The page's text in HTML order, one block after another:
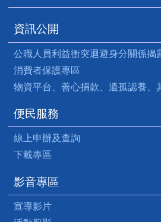
資訊公開
公職人員利益衝突迴避身分關係揭
消費者保護專區
物資平台、善心捐款、遺孤認養、
便民服務
線上申辦及查詢
下載專區
影音專區
宣導影片